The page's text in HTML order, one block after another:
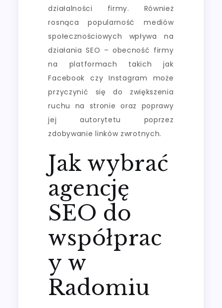
działalności firmy. Również
rosnąca popularność mediów
społecznościowych wpływa na
działania SEO – obecność firmy
na platformach takich jak
Facebook czy Instagram może
przyczynić się do zwiększenia
ruchu na stronie oraz poprawy
jej autorytetu poprzez
zdobywanie linków zwrotnych.
Jak wybrać
agencję
SEO do
współprac
y w
Radomiu